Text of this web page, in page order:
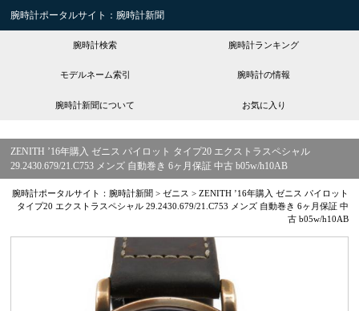
腕時計ポータルサイト：腕時計新聞
腕時計検索 腕時計ランキング
モデルネーム索引 腕時計の情報
腕時計新聞について お気に入り
ZENITH ’16年購入 ゼニス パイロット タイプ20 エクストラスペシャル
29.2430.679/21.C753 メンズ 自動巻き 6ヶ月保証 中古 b05w/h10AB
腕時計ポータルサイト：腕時計新聞 > ゼニス > ZENITH ’16年購入 ゼニス パイロット
タイプ20 エクストラスペシャル 29.2430.679/21.C753 メンズ 自動巻き 6ヶ月保証 中
古 b05w/h10AB